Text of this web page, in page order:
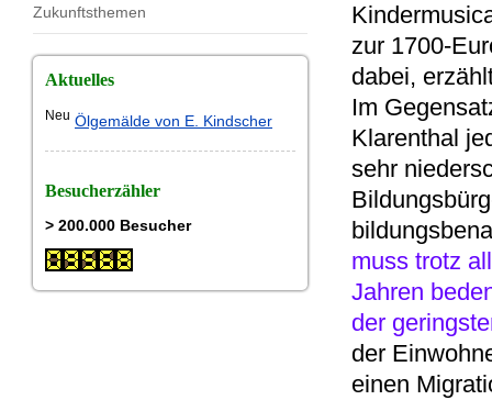
Zukunftsthemen
Aktuelles
Neu Ölgemälde von E. Kindscher
Besucherzähler
> 200.000 Besucher
zur 1700-
dabei,
Im
Klarenthal
sehr
muss trotz
Jahren
der
der
einen